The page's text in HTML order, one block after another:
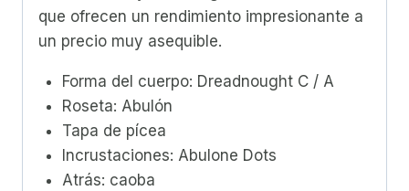
que ofrecen un rendimiento impresionante a
un precio muy asequible.
Forma del cuerpo: Dreadnought C / A
Roseta: Abulón
Tapa de pícea
Incrustaciones: Abulone Dots
Atrás: caoba